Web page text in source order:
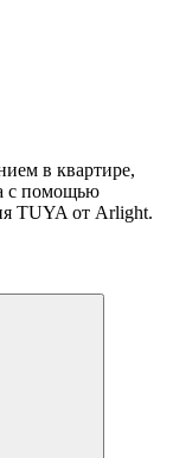
в квартире,
с помощью
TUYA от Arlight.